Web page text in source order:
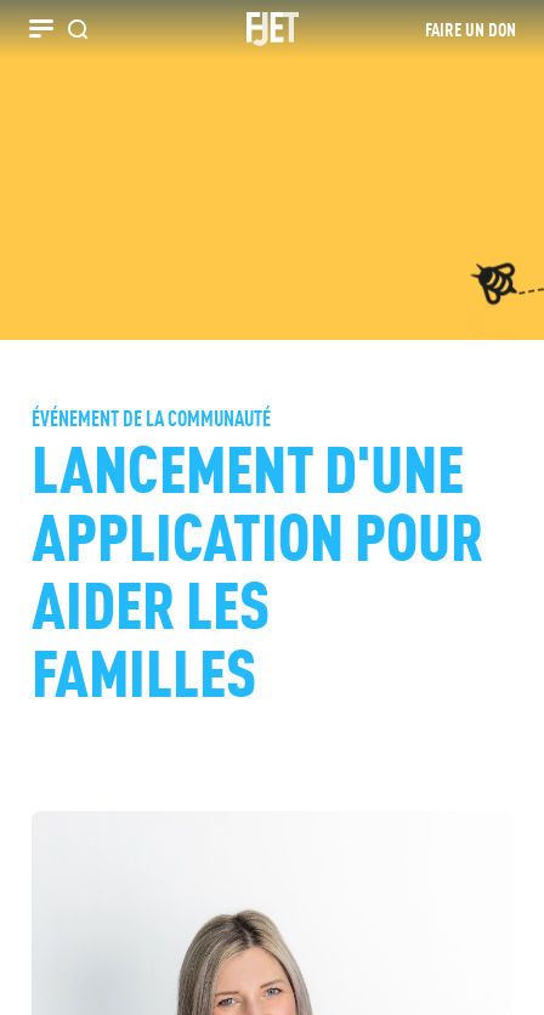
Recherche FAIRE UN DON
ÉVÉNEMENT DE LA COMMUNAUTÉ
LANCEMENT D'UNE
APPLICATION POUR
AIDER LES
FAMILLES